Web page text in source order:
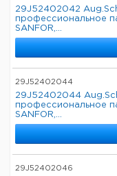
29J52402042
профессиональное
SANFOR,...
29J52402044
29J52402044
профессиональное
SANFOR,...
29J52402046